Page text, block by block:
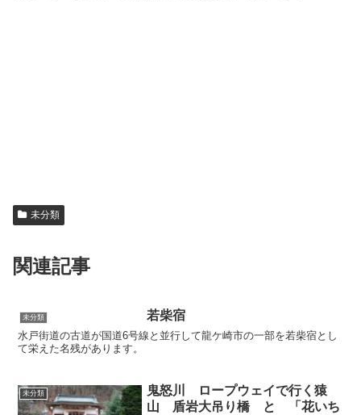
未分類
関連記事
未分類 若柴宿
水戸街道の古道が国道6号線と並行して龍ケ崎市の一部を若柴宿とし
て栄えた名残があります。
未分類
鬼怒川 ロープウェイで行く猿
山 盾岩大吊り橋 と 「花いち